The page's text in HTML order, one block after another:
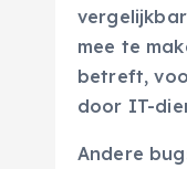
mee te
betreft,
door IT-
Andere